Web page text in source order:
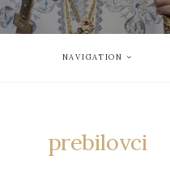
NAVIGATION
prebilovci